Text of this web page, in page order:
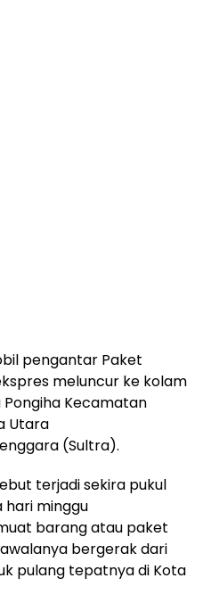
pengantar Paket
meluncur ke kolam
Pongiha Kecamatan
Utara
(Sultra).
terjadi sekira pukul
hari minggu
barang atau paket
bergerak dari
pulang tepatnya di Kota